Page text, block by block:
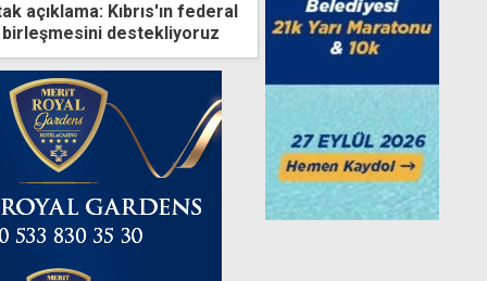
açıklama: Kıbrıs'ın federal
birleşmesini destekliyoruz